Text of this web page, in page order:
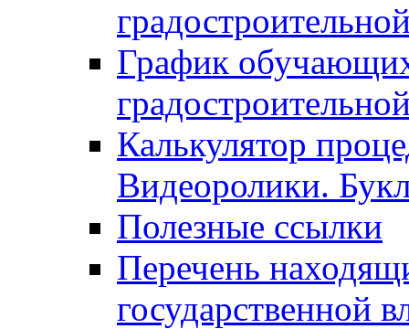
График
Калькулятор
Видеоролики.
Полезные ссылки
Перечень
государственной